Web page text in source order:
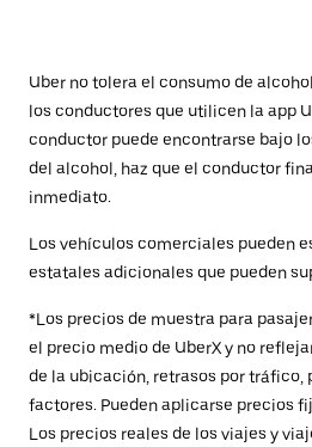
Uber no tolera el consumo de
los conductores que utilicen la app
conductor puede encontrarse bajo
del alcohol, haz que el conductor
inmediato.
Los vehículos comerciales pueden
estatales adicionales que pueden
*Los precios de muestra para
el precio medio de UberX y no
de la ubicación, retrasos por tráfico,
factores. Pueden aplicarse precios
Los precios reales de los viajes y